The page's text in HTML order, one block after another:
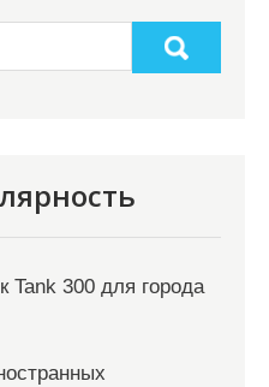
Tank 300 для города